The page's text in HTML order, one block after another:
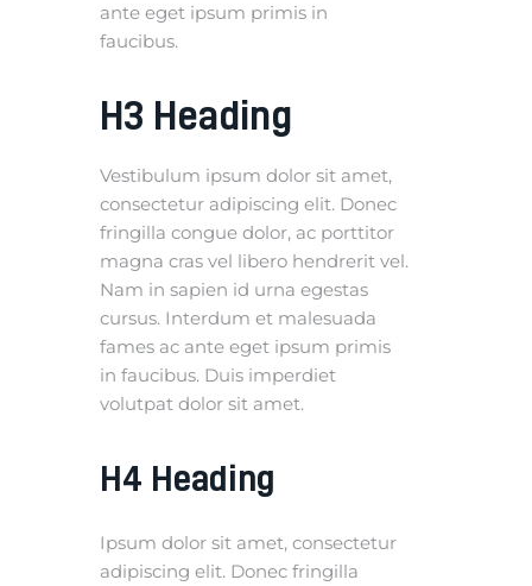
ante eget ipsum primis in
faucibus.
H3 Heading
Vestibulum ipsum dolor sit amet,
consectetur adipiscing elit. Donec
fringilla congue dolor, ac porttitor
magna cras vel libero hendrerit vel.
Nam in sapien id urna egestas
cursus. Interdum et malesuada
fames ac ante eget ipsum primis
in faucibus. Duis imperdiet
volutpat dolor sit amet.
H4 Heading
Ipsum dolor sit amet, consectetur
adipiscing elit. Donec fringilla